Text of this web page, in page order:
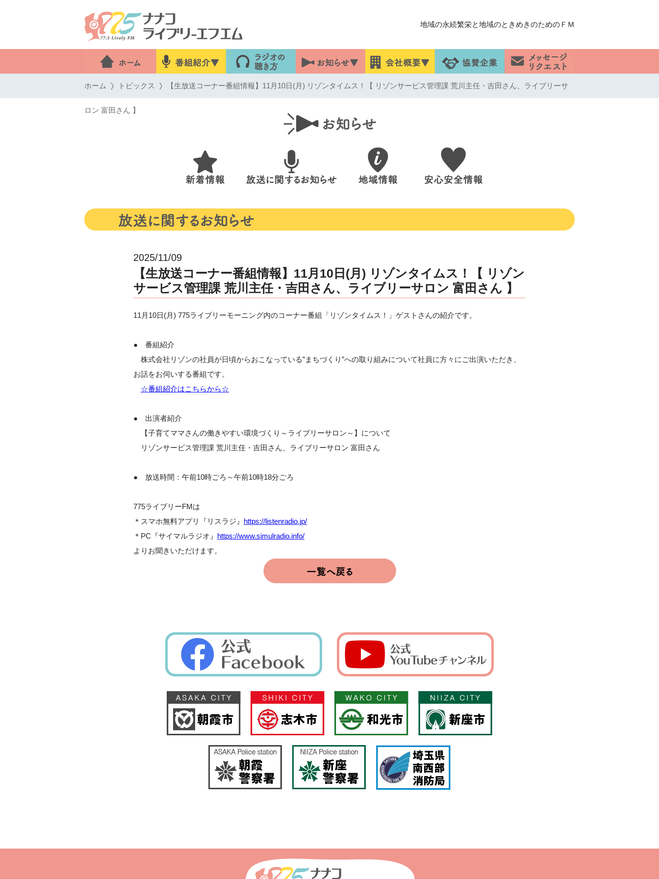
地域の永続繁栄と地域のときめきのためのＦＭ
ホーム トピックス 【生放送コーナー番組情報】11月10日(月) リゾンタイムス！【 リゾンサービス管理課 荒川主任・吉田さん、ライブリーサ
ロン 富田さん 】
2025/11/09
【生放送コーナー番組情報】11月10日(月) リゾンタイムス！【 リゾン
サービス管理課 荒川主任・吉田さん、ライブリーサロン 富田さん 】
11月10日(月) 775ライブリーモーニング内のコーナー番組「リゾンタイムス！」ゲストさんの紹介です。
● 番組紹介
株式会社リゾンの社員が日頃からおこなっている”まちづくり”への取り組みについて社員に方々にご出演いただき、
お話をお伺いする番組です。
☆番組紹介はこちらから☆
● 出演者紹介
【子育てママさんの働きやすい環境づくり～ライブリーサロン～】について
リゾンサービス管理課 荒川主任・吉田さん、ライブリーサロン 富田さん
● 放送時間：午前10時ごろ～午前10時18分ごろ
775ライブリーFMは
＊スマホ無料アプリ『リスラジ』 https://listenradio.jp/
＊PC『サイマルラジオ』 https://www.simulradio.info/
よりお聞きいただけます。